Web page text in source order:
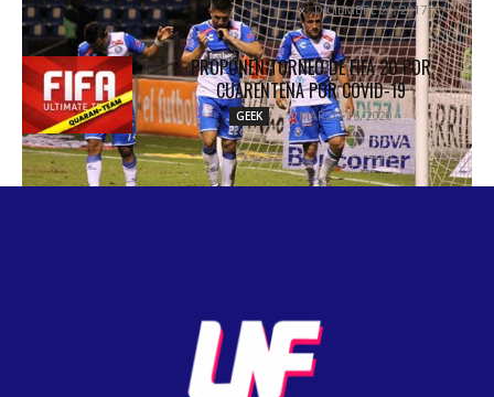
COLUMNETAS DICIEMBRE 21, 2017
PROPONEN TORNEO DE FIFA 20 POR
CUARENTENA POR COVID-19
GEEK MARZO 16, 2020